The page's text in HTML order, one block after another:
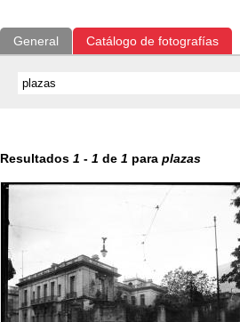
General Catálogo de fotografías
Resultados 1 - 1 de 1 para plazas